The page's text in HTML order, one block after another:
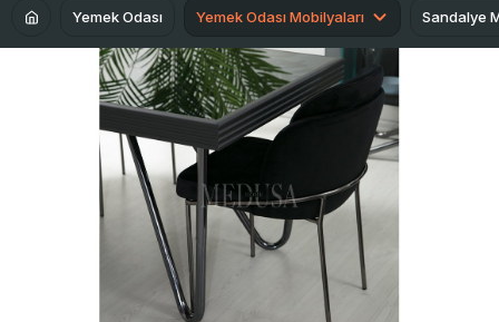
Yemek Odası Yemek Odası Mobilyaları Sandalye